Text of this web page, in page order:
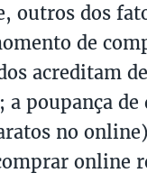
outros dos
de
acreditam
a poupança
no
online